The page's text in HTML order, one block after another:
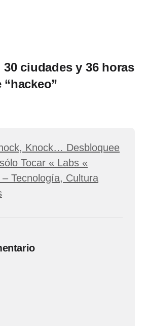
ciudades y 36 horas
Knock… Desbloquee
Tocar « Labs «
Tecnología, Cultura